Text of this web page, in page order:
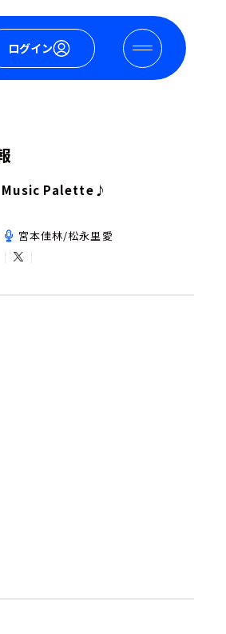
ログイン
Music Palette♪
宮本佳林/松永里愛